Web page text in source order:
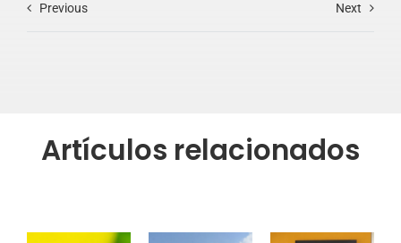
Previous Next
Artículos relacionados